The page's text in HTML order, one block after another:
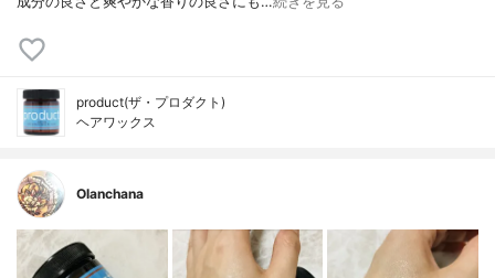
product(ザ・プロダクト)
ヘアワックス
Olanchana